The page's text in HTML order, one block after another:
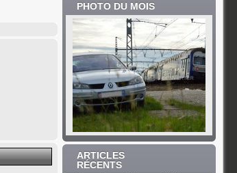
PHOTO DU MOIS
ARTICLES
RÉCENTS